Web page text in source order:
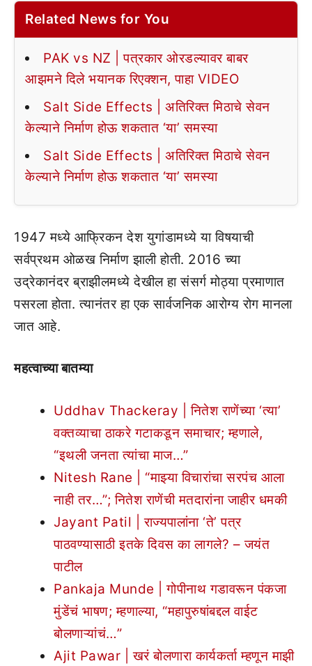
Related News for You
PAK vs NZ | पत्रकार ओरडल्यावर बाबर
आझमने दिले भयानक रिएक्शन, पाहा VIDEO
Salt Side Effects | अतिरिक्त मिठाचे सेवन
केल्याने निर्माण होऊ शकतात ‘या’ समस्या
Salt Side Effects | अतिरिक्त मिठाचे सेवन
केल्याने निर्माण होऊ शकतात ‘या’ समस्या
1947 मध्ये आफ्रिकन देश युगांडामध्ये या विषयाची
सर्वप्रथम ओळख निर्माण झाली होती. 2016 च्या
उद्रेकानंदर ब्राझीलमध्ये देखील हा संसर्ग मोठ्या प्रमाणात
पसरला होता. त्यानंतर हा एक सार्वजनिक आरोग्य रोग मानला
जात आहे.
महत्वाच्या बातम्या
Uddhav Thackeray | नितेश राणेंच्या ‘त्या’
वक्तव्याचा ठाकरे गटाकडून समाचार; म्हणाले,
“इथली जनता त्यांचा माज…”
Nitesh Rane | “माझ्या विचारांचा सरपंच आला
नाही तर…”; नितेश राणेंची मतदारांना जाहीर धमकी
Jayant Patil | राज्यपालांना ‘ते’ पत्र
पाठवण्यासाठी इतके दिवस का लागले? – जयंत
पाटील
Pankaja Munde | गोपीनाथ गडावरून पंकजा
मुंडेंचं भाषण; म्हणाल्या, “महापुरुषांबद्दल वाईट
बोलणाऱ्यांचं…”
Ajit Pawar | खरं बोलणारा कार्यकर्ता म्हणून माझी